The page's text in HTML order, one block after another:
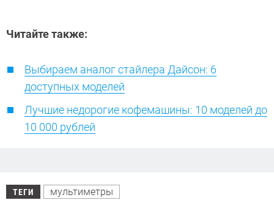
Читайте также:
Выбираем аналог стайлера Дайсон: 6
доступных моделей
Лучшие недорогие кофемашины: 10 моделей до
10 000 рублей
ТЕГИ мультиметры